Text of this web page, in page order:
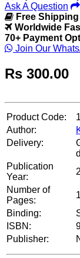
Ask A Question
Free
Worldwide
70+ Payment
Join Our
Rs 300.00
Product Code:
Author:
Delivery:
Publication
Year:
Number of
Pages:
Binding:
ISBN:
Publisher: